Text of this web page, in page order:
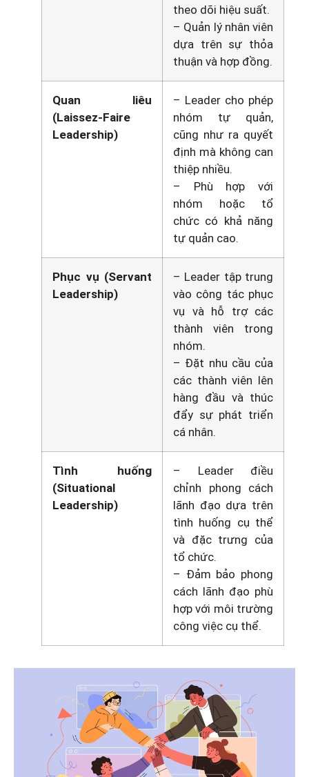
theo dõi hiệu suất.
– Quản lý nhân viên
dựa trên sự thỏa
thuận và hợp đồng.
Quan liêu
(Laissez-Faire
Leadership)
– Leader cho phép
nhóm tự quản,
cũng như ra quyết
định mà không can
thiệp nhiều.
– Phù hợp với
nhóm hoặc tổ
chức có khả năng
tự quản cao.
Phục vụ (Servant
Leadership)
– Leader tập trung
vào công tác phục
vụ và hỗ trợ các
thành viên trong
nhóm.
– Đặt nhu cầu của
các thành viên lên
hàng đầu và thúc
đẩy sự phát triển
cá nhân.
Tình huống
(Situational
Leadership)
– Leader điều
chỉnh phong cách
lãnh đạo dựa trên
tình huống cụ thể
và đặc trưng của
tổ chức.
– Đảm bảo phong
cách lãnh đạo phù
hợp với môi trường
công việc cụ thể.